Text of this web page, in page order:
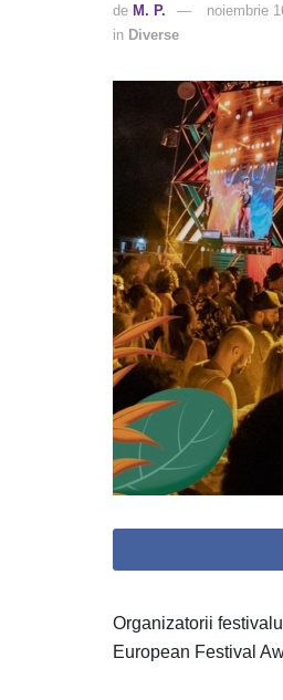
de M. P.
noiembrie
in Diverse
Organizatorii
European Festival